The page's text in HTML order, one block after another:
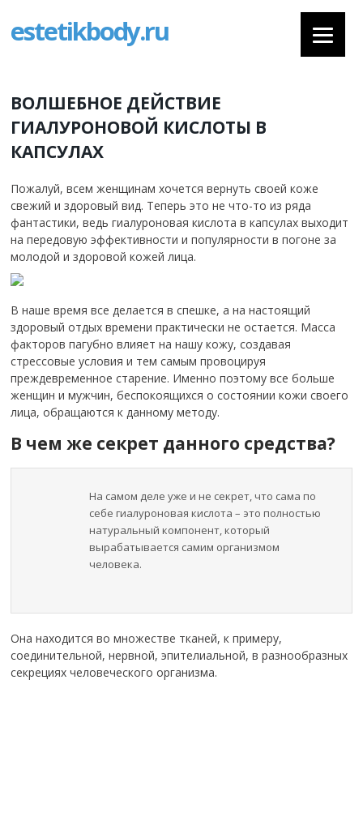
estetikbody.ru
ВОЛШЕБНОЕ ДЕЙСТВИЕ
ГИАЛУРОНОВОЙ КИСЛОТЫ В
КАПСУЛАХ
Пожалуй, всем женщинам хочется вернуть своей коже
свежий и здоровый вид. Теперь это не что-то из ряда
фантастики, ведь гиалуроновая кислота в капсулах выходит
на передовую эффективности и популярности в погоне за
молодой и здоровой кожей лица.
В наше время все делается в спешке, а на настоящий
здоровый отдых времени практически не остается. Масса
факторов пагубно влияет на нашу кожу, создавая
стрессовые условия и тем самым провоцируя
преждевременное старение. Именно поэтому все больше
женщин и мужчин, беспокоящихся о состоянии кожи своего
лица, обращаются к данному методу.
В чем же секрет данного средства?
На самом деле уже и не секрет, что сама по
себе гиалуроновая кислота – это полностью
натуральный компонент, который
вырабатывается самим организмом
человека.
Она находится во множестве тканей, к примеру,
соединительной, нервной, эпителиальной, в разнообразных
секрециях человеческого организма.